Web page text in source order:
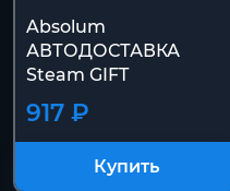
Absolum
АВТОДОСТАВКА
Steam GIFT
917 ₽
Купить